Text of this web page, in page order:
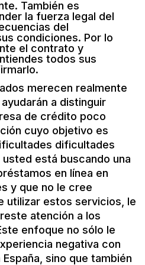
También es
la fuerza legal del
del
condiciones. Por lo
el contrato y
todos sus
merecen realmente
a distinguir
de crédito poco
cuyo objetivo es
dificultades
está buscando una
en línea en
y que no le cree
utilizar estos servicios, le
atención a los
enfoque no sólo le
negativa con
sino que también